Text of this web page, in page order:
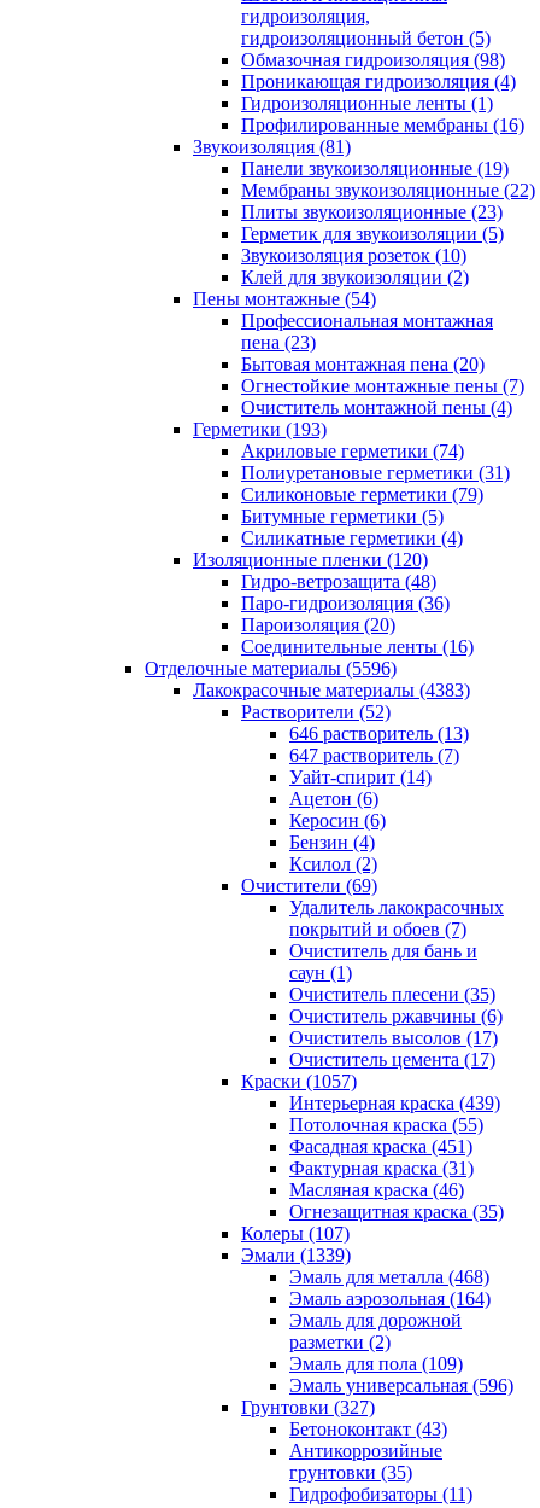
гидроизоляция,
гидроизоляционный бетон (5)
Обмазочная гидроизоляция (98)
Проникающая гидроизоляция (4)
Гидроизоляционные ленты (1)
Профилированные мембраны (16)
Звукоизоляция (81)
Панели звукоизоляционные (19)
Мембраны звукоизоляционные (22)
Плиты звукоизоляционные (23)
Герметик для звукоизоляции (5)
Звукоизоляция розеток (10)
Клей для звукоизоляции (2)
Пены монтажные (54)
Профессиональная монтажная
пена (23)
Бытовая монтажная пена (20)
Огнестойкие монтажные пены (7)
Очиститель монтажной пены (4)
Герметики (193)
Акриловые герметики (74)
Полиуретановые герметики (31)
Силиконовые герметики (79)
Битумные герметики (5)
Силикатные герметики (4)
Изоляционные пленки (120)
Гидро-ветрозащита (48)
Паро-гидроизоляция (36)
Пароизоляция (20)
Соединительные ленты (16)
Отделочные материалы (5596)
Лакокрасочные материалы (4383)
Растворители (52)
646 растворитель (13)
647 растворитель (7)
Уайт-спирит (14)
Ацетон (6)
Керосин (6)
Бензин (4)
Ксилол (2)
Очистители (69)
Удалитель лакокрасочных
покрытий и обоев (7)
Очиститель для бань и
саун (1)
Очиститель плесени (35)
Очиститель ржавчины (6)
Очиститель высолов (17)
Очиститель цемента (17)
Краски (1057)
Интерьерная краска (439)
Потолочная краска (55)
Фасадная краска (451)
Фактурная краска (31)
Масляная краска (46)
Огнезащитная краска (35)
Колеры (107)
Эмали (1339)
Эмаль для металла (468)
Эмаль аэрозольная (164)
Эмаль для дорожной
разметки (2)
Эмаль для пола (109)
Эмаль универсальная (596)
Грунтовки (327)
Бетоноконтакт (43)
Антикоррозийные
грунтовки (35)
Гидрофобизаторы (11)